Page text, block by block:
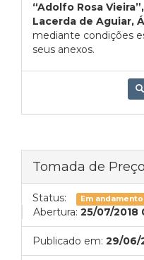
“Adolfo Rosa
Lacerda de Aguiar,
mediante condições
seus anexos.
Tomada de
Status: Em andamento
Abertura: 25/07/2018
Publicado em: 29/06/